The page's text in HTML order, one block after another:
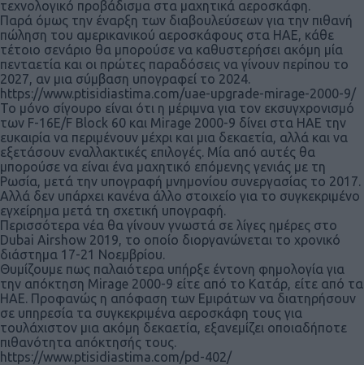
τεχνολογικό προβάδισμα στα μαχητικά αεροσκάφη.
Παρά όμως την έναρξη των διαβουλεύσεων για την πιθανή
πώληση του αμερικανικού αεροσκάφους στα ΗΑΕ, κάθε
τέτοιο σενάριο θα μπορούσε να καθυστερήσει ακόμη μία
πενταετία και οι πρώτες παραδόσεις να γίνουν περίπου το
2027, αν μια σύμβαση υπογραφεί το 2024.
https://www.ptisidiastima.com/uae-upgrade-mirage-2000-9/
Το μόνο σίγουρο είναι ότι η μέριμνα για τον εκσυγχρονισμό
των F-16E/F Block 60 και Mirage 2000-9 δίνει στα ΗΑΕ την
ευκαιρία να περιμένουν μέχρι και μια δεκαετία, αλλά και να
εξετάσουν εναλλακτικές επιλογές. Μία από αυτές θα
μπορούσε να είναι ένα μαχητικό επόμενης γενιάς με τη
Ρωσία, μετά την υπογραφή μνημονίου συνεργασίας το 2017.
Αλλά δεν υπάρχει κανένα άλλο στοιχείο για το συγκεκριμένο
εγχείρημα μετά τη σχετική υπογραφή.
Περισσότερα νέα θα γίνουν γνωστά σε λίγες ημέρες στο
Dubai Airshow 2019, το οποίο διοργανώνεται το χρονικό
διάστημα 17-21 Νοεμβρίου.
Θυμίζουμε πως παλαιότερα υπήρξε έντονη φημολογία για
την απόκτηση Mirage 2000-9 είτε από το Κατάρ, είτε από τα
ΗΑΕ. Προφανώς η απόφαση των Εμιράτων να διατηρήσουν
σε υπηρεσία τα συγκεκριμένα αεροσκάφη τους για
τουλάχιστον μια ακόμη δεκαετία, εξανεμίζει οποιαδήποτε
πιθανότητα απόκτησής τους.
https://www.ptisidiastima.com/pd-402/